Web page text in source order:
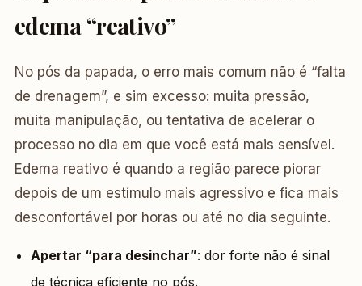
edema “reativo”
No pós da papada, o erro mais comum não é “falta
de drenagem”, e sim excesso: muita pressão,
muita manipulação, ou tentativa de acelerar o
processo no dia em que você está mais sensível.
Edema reativo é quando a região parece piorar
depois de um estímulo mais agressivo e fica mais
desconfortável por horas ou até no dia seguinte.
Apertar “para desinchar”: dor forte não é sinal
de técnica eficiente no pós.